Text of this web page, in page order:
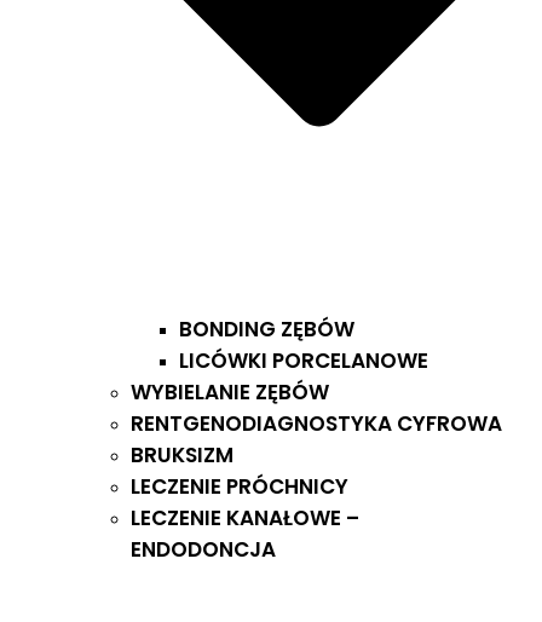
BONDING ZĘBÓW
LICÓWKI PORCELANOWE
WYBIELANIE ZĘBÓW
RENTGENODIAGNOSTYKA CYFROWA
BRUKSIZM
LECZENIE PRÓCHNICY
LECZENIE KANAŁOWE –
ENDODONCJA